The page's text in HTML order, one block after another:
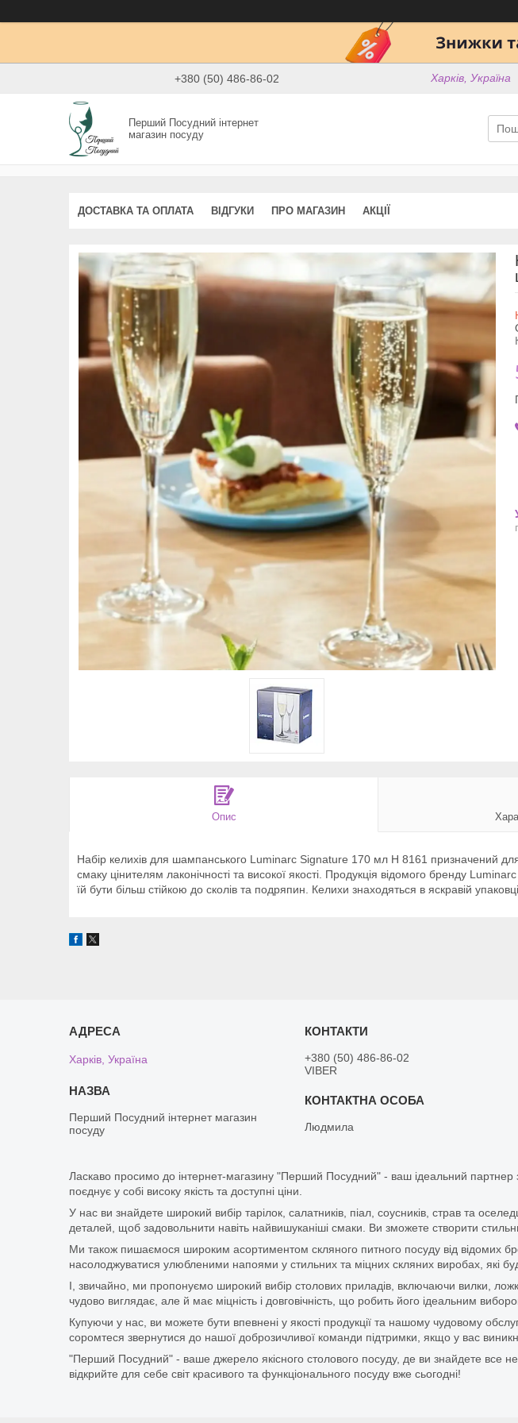
+380 (50) 486-86-02 Харків, Україна
Перший Посудний інтернет
магазин посуду
ДОСТАВКА ТА ОПЛАТА ВІДГУКИ ПРО МАГАЗИН АКЦІЇ
Опис
Набір келихів для шампанського Luminarc Signature 170 мл Н 8161 призначений
смаку цінителям лаконічності та високої якості. Продукція відомого бренду
їй бути більш стійкою до сколів та подряпин. Келихи знаходяться в яскравій
Харків, Україна
Перший Посудний інтернет магазин
посуду
+380 (50) 486-86-02
VIBER
Людмила
Ласкаво просимо до інтернет-магазину "Перший Посудний" - ваш ідеальний
поєднує у собі високу якість та доступні ціни.
У нас ви знайдете широкий вибір тарілок, салатників, піал, соусників, страв та
деталей, щоб задовольнити навіть найвишуканіші смаки. Ви зможете створити
Ми також пишаємося широким асортиментом скляного питного посуду від відомих
насолоджуватися улюбленими напоями у стильних та міцних скляних виробах, які
І, звичайно, ми пропонуємо широкий вибір столових приладів, включаючи вилки,
чудово виглядає, але й має міцність і довговічність, що робить його ідеальним
Купуючи у нас, ви можете бути впевнені у якості продукції та нашому чудовому
соромтеся звернутися до нашої доброзичливої команди підтримки, якщо у вас
"Перший Посудний" - ваше джерело якісного столового посуду, де ви знайдете все
відкрийте для себе світ красивого та функціонального посуду вже сьогодні!